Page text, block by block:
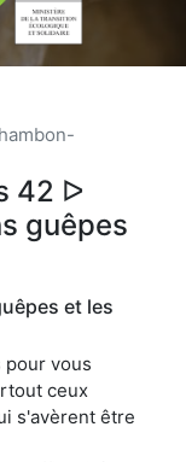
42 ᐅ
guêpes
et les
vous
ceux
s'avèrent être